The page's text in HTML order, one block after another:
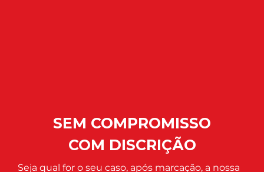
SEM COMPROMISSO
COM DISCRIÇÃO
Seja qual for o seu caso, após marcação, a nossa